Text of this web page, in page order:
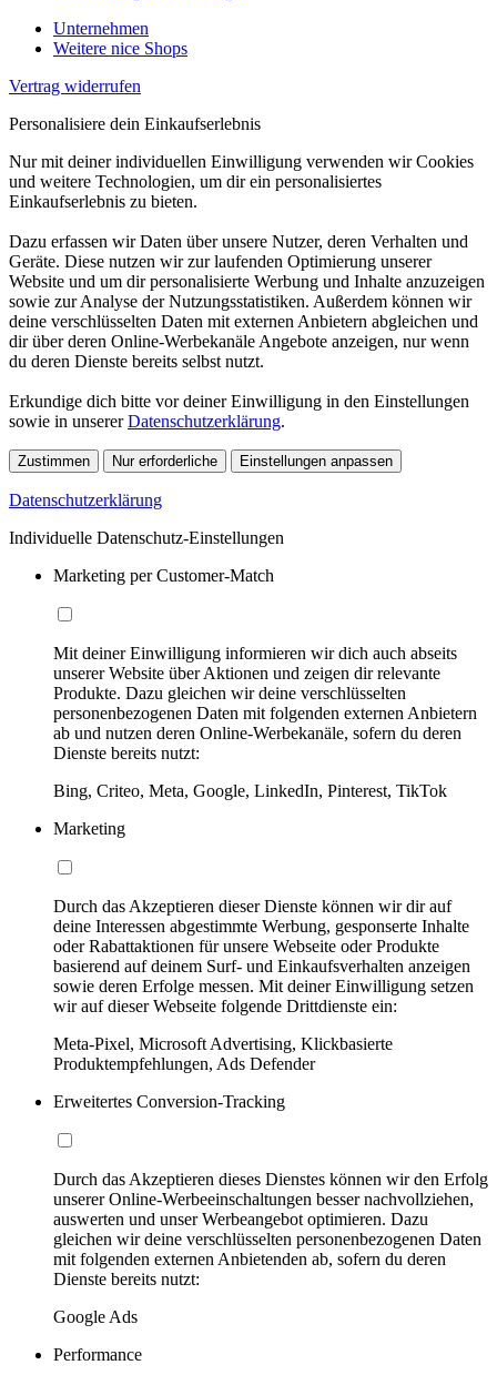
Unternehmen
Weitere nice Shops
Vertrag widerrufen
Personalisiere dein Einkaufserlebnis
Nur mit deiner individuellen Einwilligung verwenden wir Cookies
und weitere Technologien, um dir ein personalisiertes
Einkaufserlebnis zu bieten.
Dazu erfassen wir Daten über unsere Nutzer, deren Verhalten und
Geräte. Diese nutzen wir zur laufenden Optimierung unserer
Website und um dir personalisierte Werbung und Inhalte anzuzeigen
sowie zur Analyse der Nutzungsstatistiken. Außerdem können wir
deine verschlüsselten Daten mit externen Anbietern abgleichen und
dir über deren Online-Werbekanäle Angebote anzeigen, nur wenn
du deren Dienste bereits selbst nutzt.
Erkundige dich bitte vor deiner Einwilligung in den Einstellungen
sowie in unsererDatenschutzerklärung.
Zustimmen Nur erforderliche Einstellungen anpassen
Datenschutzerklärung
Individuelle Datenschutz-Einstellungen
Marketing per Customer-Match
Mit deiner Einwilligung informieren wir dich auch abseits
unserer Website über Aktionen und zeigen dir relevante
Produkte. Dazu gleichen wir deine verschlüsselten
personenbezogenen Daten mit folgenden externen Anbietern
ab und nutzen deren Online-Werbekanäle, sofern du deren
Dienste bereits nutzt:
Bing, Criteo, Meta, Google, LinkedIn, Pinterest, TikTok
Marketing
Durch das Akzeptieren dieser Dienste können wir dir auf
deine Interessen abgestimmte Werbung, gesponserte Inhalte
oder Rabattaktionen für unsere Webseite oder Produkte
basierend auf deinem Surf- und Einkaufsverhalten anzeigen
sowie deren Erfolge messen. Mit deiner Einwilligung setzen
wir auf dieser Webseite folgende Drittdienste ein:
Meta-Pixel, Microsoft Advertising, Klickbasierte
Produktempfehlungen, Ads Defender
Erweitertes Conversion-Tracking
Durch das Akzeptieren dieses Dienstes können wir den Erfolg
unserer Online-Werbeeinschaltungen besser nachvollziehen,
auswerten und unser Werbeangebot optimieren. Dazu
gleichen wir deine verschlüsselten personenbezogenen Daten
mit folgenden externen Anbietenden ab, sofern du deren
Dienste bereits nutzt:
Google Ads
Performance